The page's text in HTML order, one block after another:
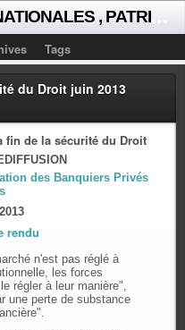
Tags
du Droit juin 2013
fin de la sécurité du Droit
des Banquiers Privés
rendu
n'est pas réglé à
les forces
régler à leur manière",
une perte de substance